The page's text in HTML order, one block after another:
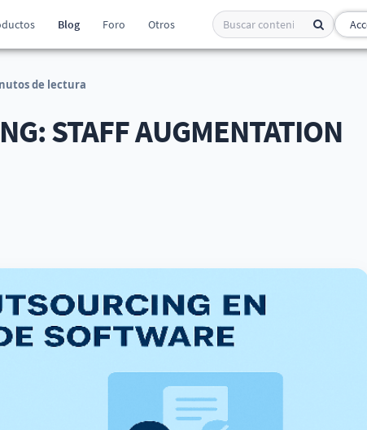
Blog Foro Otros
de lectura
STAFF AUGMENTATION